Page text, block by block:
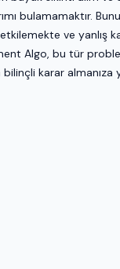
bulamamaktır.
ve yanlış
Algo, bu tür
karar almanıza